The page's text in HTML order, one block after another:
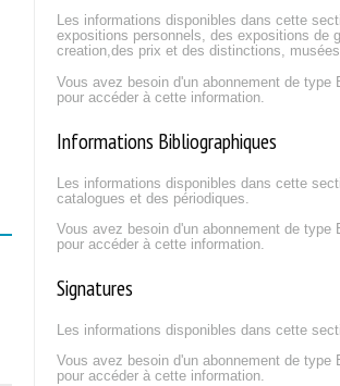
Les informations disponibles dans cette
expositions personnels, des expositions de
creation,des prix et des distinctions,
Vous avez besoin d'un abonnement de
pour accéder à cette information.
Informations Bibliographiques
Les informations disponibles dans cette
catalogues et des périodiques.
Vous avez besoin d'un abonnement de
pour accéder à cette information.
Signatures
Les informations disponibles dans cette
Vous avez besoin d'un abonnement de
pour accéder à cette information.